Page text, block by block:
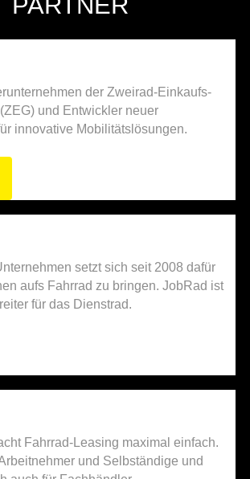
der Zweirad-Einkaufs-
und Entwickler neuer
innovative Mobilitätslösungen.
setzt sich seit 2008 dafür
aufs Fahrrad zu bringen. JobRad ist
für das Dienstrad.
Fahrrad-Leasing maximal einfach.
und Selbständige und